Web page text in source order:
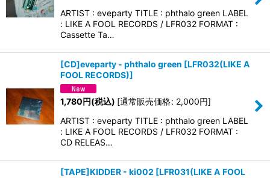
ARTIST : eveparty TITLE : phthalo green LABEL
: LIKE A FOOL RECORDS / LFR032 FORMAT :
Cassette Ta…
[CD]eveparty - phthalo green [LFR032(LIKE A
FOOL RECORDS)]
1,780円(税込) [通常販売価格: 2,000円]
ARTIST : eveparty TITLE : phthalo green LABEL
: LIKE A FOOL RECORDS / LFR032 FORMAT :
CD RELEAS…
[TAPE]KIDDER - ki002 [LFR031(LIKE A FOOL